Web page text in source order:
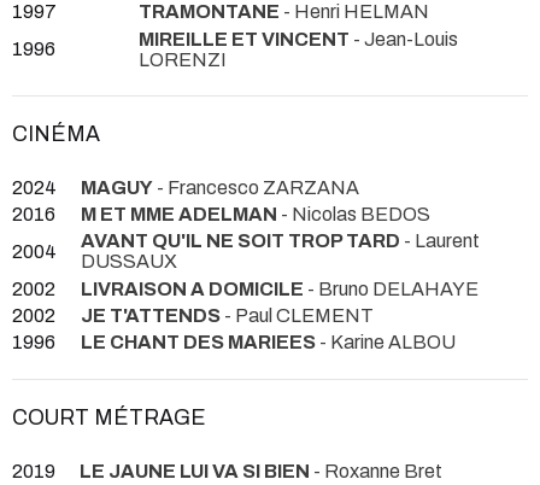
1997
TRAMONTANE - Henri HELMAN
1996
MIREILLE ET VINCENT - Jean-Louis
LORENZI
CINÉMA
2024 MAGUY - Francesco ZARZANA
2016
M ET MME ADELMAN - Nicolas BEDOS
2004
AVANT QU'IL NE SOIT TROP TARD - Laurent
DUSSAUX
2002
LIVRAISON A DOMICILE - Bruno DELAHAYE
2002
JE T'ATTENDS - Paul CLEMENT
1996
LE CHANT DES MARIEES - Karine ALBOU
COURT MÉTRAGE
2019 LE JAUNE LUI VA SI BIEN - Roxanne Bret